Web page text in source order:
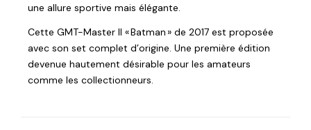
une allure sportive mais élégante.
Cette GMT-Master II « Batman » de 2017 est proposée
avec son set complet d’origine. Une première édition
devenue hautement désirable pour les amateurs
comme les collectionneurs.